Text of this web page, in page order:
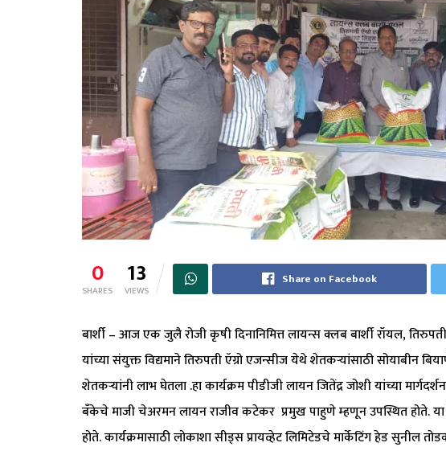
0
SHARES 13
VIEWS
Share on Facebook
बार्शी – आज एक जुलै रोजी कृषी दिनानिमित्त लायन्स क्लब बार्शी रॉयल,
यांच्या संयुक्त विद्यमाने तिरुपती ऍग्रो एजन्सीज येथे शेतकऱ्यांसाठी सोयाबीन
शेतकऱ्यांनी लाभ घेतला .हा कार्यक्रम पीडीजी लायन जितेंद्र जोशी यांच्या
बँकेचे माजी चेअरमन लायन राजीव कटेकर प्रमुख पाहुणे म्हणून उपस्थित होते. या
होते. कार्यक्रमासाठी लोकाशा सीड्स प्रायव्हेट लिमिटेडचे मार्केटिंग हेड सुनील